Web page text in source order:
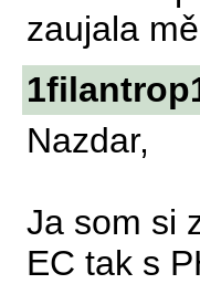
zaujala
Nazdar,
Ja som si
EC tak s